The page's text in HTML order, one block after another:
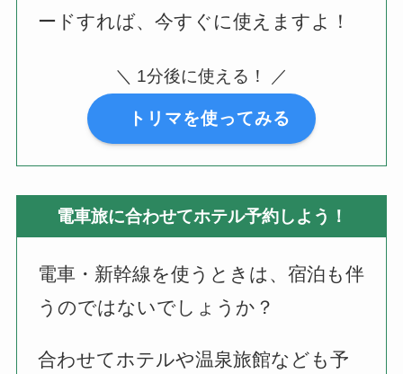
ードすれば、今すぐに使えますよ！
＼ 1分後に使える！ ／
トリマを使ってみる
電車旅に合わせてホテル予約しよう！
電車・新幹線を使うときは、宿泊も伴
うのではないでしょうか？
合わせてホテルや温泉旅館なども予